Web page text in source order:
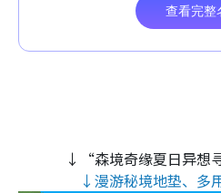
↓“森境奇缘夏日异想
↓漫游秘境地垫、多